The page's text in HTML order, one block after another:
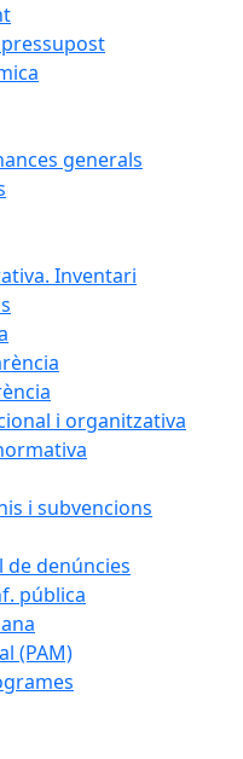
generals
Inventari
i organitzativa
i subvencions
de denúncies
pública
(PAM)